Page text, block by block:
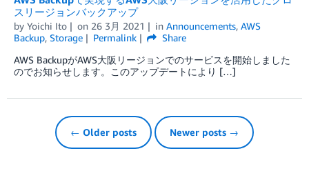
スリージョンバックアップ
by Yoichi Ito on 26 3月 2021 in Announcements, AWS
Backup, Storage Permalink
Share
AWS BackupがAWS大阪リージョンでのサービスを開始しました
のでお知らせします。このアップデートにより […]
← Older posts Newer posts →